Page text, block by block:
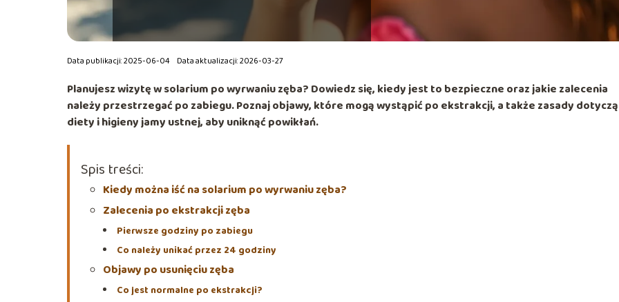
Data publikacji: 2025-06-04 Data aktualizacji: 2026-03-27
Planujesz wizytę w solarium po wyrwaniu zęba? Dowiedz się, kiedy jest to bezpieczne oraz jakie zalecenia
należy przestrzegać po zabiegu. Poznaj objawy, które mogą wystąpić po ekstrakcji, a także zasady
diety i higieny jamy ustnej, aby uniknąć powikłań.
Spis treści:
Kiedy można iść na solarium po wyrwaniu zęba?
Zalecenia po ekstrakcji zęba
Pierwsze godziny po zabiegu
Co należy unikać przez 24 godziny
Objawy po usunięciu zęba
Co jest normalne po ekstrakcji?